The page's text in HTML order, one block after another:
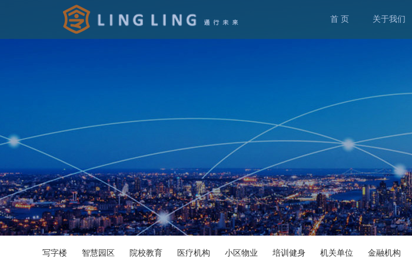
首 页 关于我们
写字楼 智慧园区 院校教育 医疗机构 小区物业 培训健身 机关单位 金融机构